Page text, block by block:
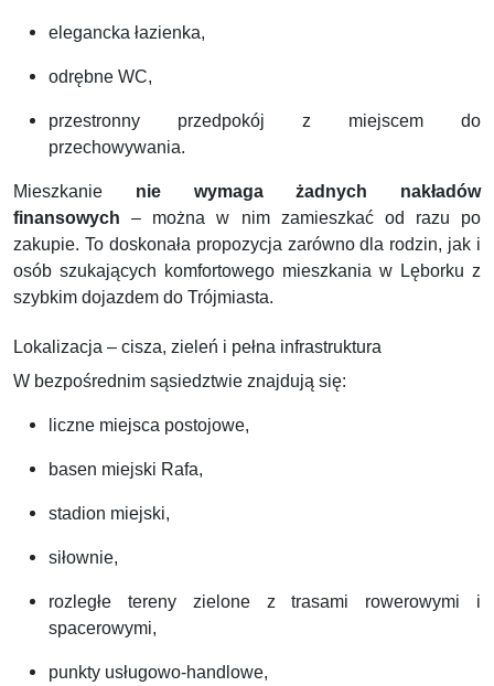
elegancka łazienka,
odrębne WC,
przestronny przedpokój z miejscem do
przechowywania.
Mieszkanie nie wymaga żadnych nakładów
finansowych – można w nim zamieszkać od razu po
zakupie. To doskonała propozycja zarówno dla rodzin, jak i
osób szukających komfortowego mieszkania w Lęborku z
szybkim dojazdem do Trójmiasta.
Lokalizacja – cisza, zieleń i pełna infrastruktura
W bezpośrednim sąsiedztwie znajdują się:
liczne miejsca postojowe,
basen miejski Rafa,
stadion miejski,
siłownie,
rozległe tereny zielone z trasami rowerowymi i
spacerowymi,
punkty usługowo-handlowe,